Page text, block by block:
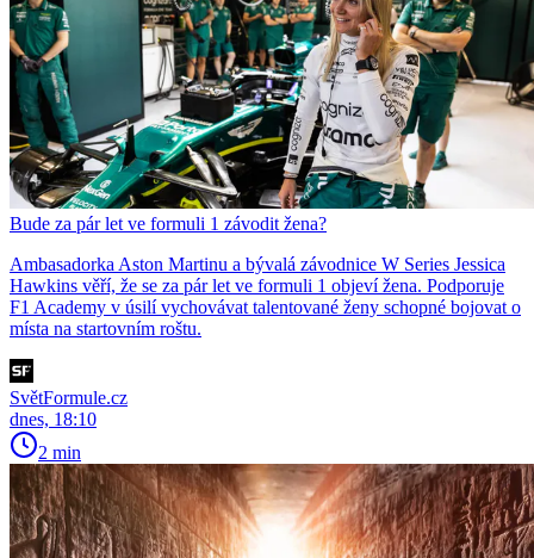
Bude za pár let ve formuli 1 závodit žena?
Ambasadorka Aston Martinu a bývalá závodnice W Series Jessica
Hawkins věří, že se za pár let ve formuli 1 objeví žena. Podporuje
F1 Academy v úsilí vychovávat talentované ženy schopné bojovat o
místa na startovním roštu.
SvětFormule.cz
dnes, 18:10
2 min